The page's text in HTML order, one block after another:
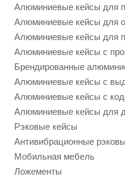
Алюминиевые кейсы для
Алюминиевые кейсы для
Алюминиевые кейсы для
Алюминиевые кейсы с
Брендированные
Алюминиевые кейсы с
Алюминиевые кейсы с
Алюминиевые кейсы для
Рэковые кейсы
Антивибрационные
Мобильная мебель
Ложементы